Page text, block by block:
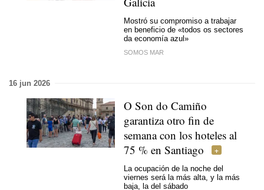
Mostró su compromiso a trabajar
en beneficio de «todos os sectores
da economía azul»
SOMOS MAR
16 jun 2026
O Son do Camiño
garantiza otro fin de
semana con los hoteles al
75 % en Santiago
La ocupación de la noche del
viernes será la más alta, y la más
baja, la del sábado